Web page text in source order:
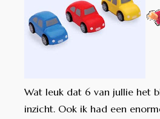
Wat leuk dat 6 van jullie het
inzicht. Ook ik had een